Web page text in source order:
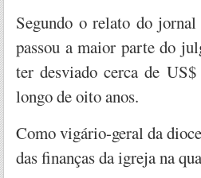
Segundo o relato do
passou a maior parte do
ter desviado cerca de
longo de oito anos.
Como vigário-geral da
das finanças da igreja na